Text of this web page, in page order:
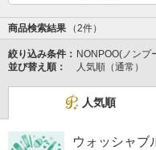
商品検索結果 （2件）
絞り込み条件： NONPOO(ノンプ
並び替え順：
人気順（通常）
人気順
ウォッシャブ